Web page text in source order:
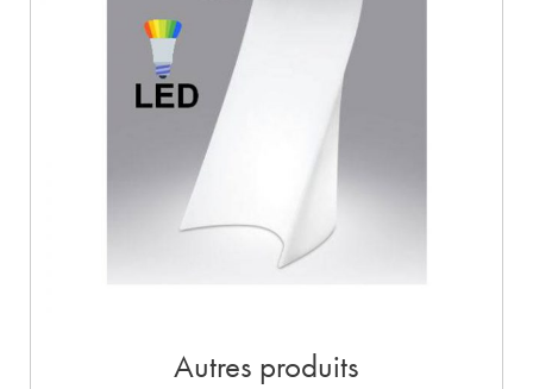
Autres produits